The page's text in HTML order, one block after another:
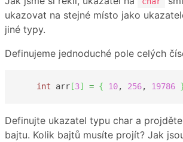
ukazovat na stejné místo jako
jiné typy.
Definujeme jednoduché pole celých
int arr [3] = { 10, 256, 19786
Definujte ukazatel typu char a
bajtu. Kolik bajtů musíte projít? Jak